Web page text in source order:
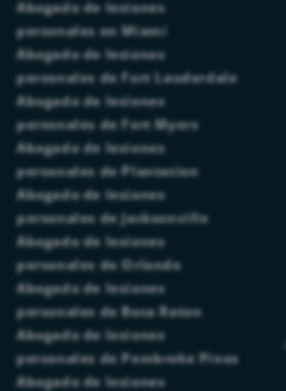
Abogado de lesiones
personales en Miami
Abogado de lesiones
personales de Fort Lauderdale
Abogado de lesiones
personales de Fort Myers
Abogado de lesiones
personales de Plantation
Abogado de lesiones
personales de Jacksonville
Abogado de lesiones
personales de Orlando
Abogado de lesiones
personales de Boca Raton
Abogado de lesiones
personales de Pembroke Pines
Abogado de lesiones